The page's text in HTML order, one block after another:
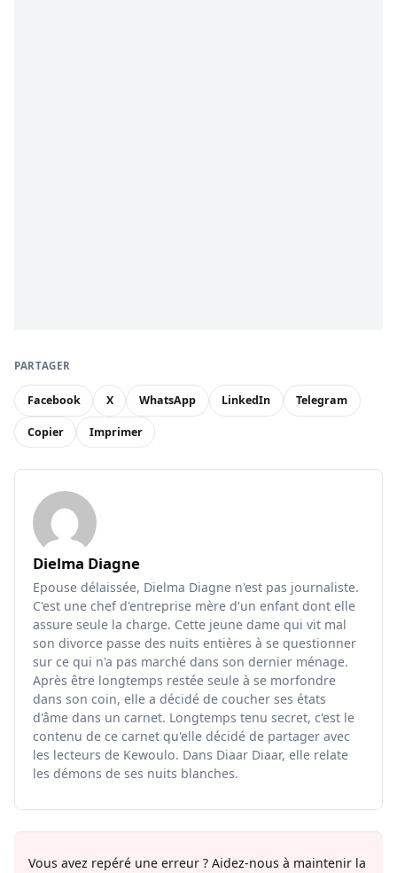
PARTAGER
Facebook X WhatsApp LinkedIn Telegram
Copier Imprimer
Dielma Diagne
Epouse délaissée, Dielma Diagne n'est pas journaliste.
C'est une chef d'entreprise mère d'un enfant dont elle
assure seule la charge. Cette jeune dame qui vit mal
son divorce passe des nuits entières à se questionner
sur ce qui n'a pas marché dans son dernier ménage.
Après être longtemps restée seule à se morfondre
dans son coin, elle a décidé de coucher ses états
d'âme dans un carnet. Longtemps tenu secret, c'est le
contenu de ce carnet qu'elle décidé de partager avec
les lecteurs de Kewoulo. Dans Diaar Diaar, elle relate
les démons de ses nuits blanches.
Vous avez repéré une erreur ? Aidez-nous à maintenir la